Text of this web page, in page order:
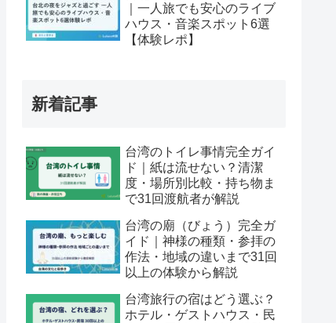
｜一人旅でも安心のライブ
ハウス・音楽スポット6選
【体験レポ】
新着記事
台湾のトイレ事情完全ガイ
ド｜紙は流せない？清潔
度・場所別比較・持ち物ま
で31回渡航者が解説
台湾の廟（びょう）完全ガ
イド｜神様の種類・参拝の
作法・地域の違いまで31回
以上の体験から解説
台湾旅行の宿はどう選ぶ？
ホテル・ゲストハウス・民